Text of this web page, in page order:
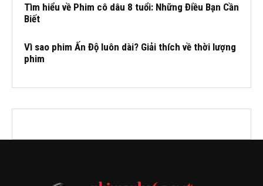
Tìm hiểu về Phim cô dâu 8 tuổi: Những Điều Bạn Cần
Biết
Vì sao phim Ấn Độ luôn dài? Giải thích về thời lượng
phim